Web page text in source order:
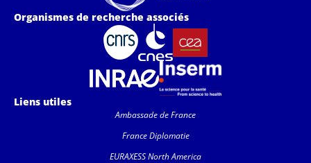
Organismes de recherche associés
Liens utiles
Ambassade de France
France Diplomatie
EURAXESS North America